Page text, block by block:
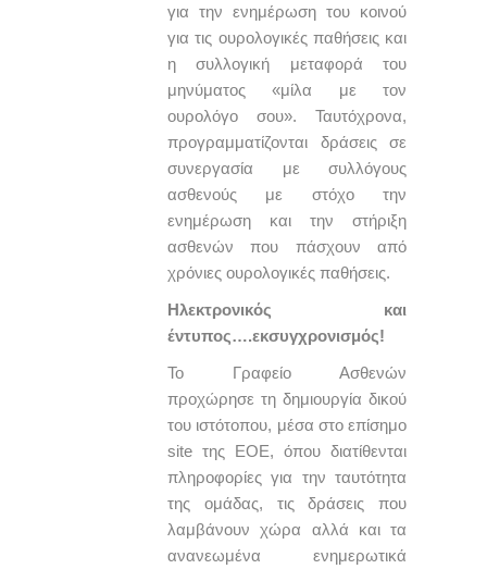
για την ενημέρωση του κοινού
για τις ουρολογικές παθήσεις και
η συλλογική μεταφορά του
μηνύματος «μίλα με τον
ουρολόγο σου». Ταυτόχρονα,
προγραμματίζονται δράσεις σε
συνεργασία με συλλόγους
ασθενούς με στόχο την
ενημέρωση και την στήριξη
ασθενών που πάσχουν από
χρόνιες ουρολογικές παθήσεις.
Ηλεκτρονικός και
έντυπος….εκσυγχρονισμός!
Το Γραφείο Ασθενών
προχώρησε τη δημιουργία δικού
του ιστότοπου, μέσα στο επίσημο
site της ΕΟΕ, όπου διατίθενται
πληροφορίες για την ταυτότητα
της ομάδας, τις δράσεις που
λαμβάνουν χώρα αλλά και τα
ανανεωμένα ενημερωτικά